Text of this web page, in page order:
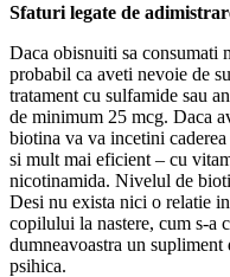
Sfaturi legate de
Daca obisnuiti sa consumati
probabil ca aveti nevoie de
tratament cu sulfamide sau
de minimum 25 mcg. Daca
biotina va va incetini
si mult mai eficient – cu
nicotinamida. Nivelul de
Desi nu exista nici o relatie
copilului la nastere, cum s-a
dumneavoastra un
psihica.